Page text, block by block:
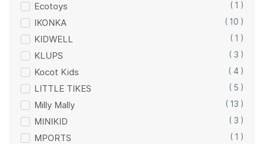
Ecotoys ( 1 )
IKONKA ( 10 )
KIDWELL ( 1 )
KLUPS ( 3 )
Kocot Kids ( 4 )
LITTLE TIKES ( 5 )
Milly Mally ( 13 )
MINIKID ( 3 )
MPORTS ( 1 )